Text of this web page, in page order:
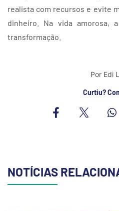
realista com recursos e evite
dinheiro. Na vida amorosa,
transformação.
Por Edi
Curtiu?
NOTÍCIAS